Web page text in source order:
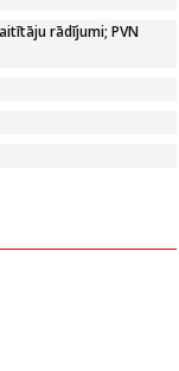
rādījumi; PVN